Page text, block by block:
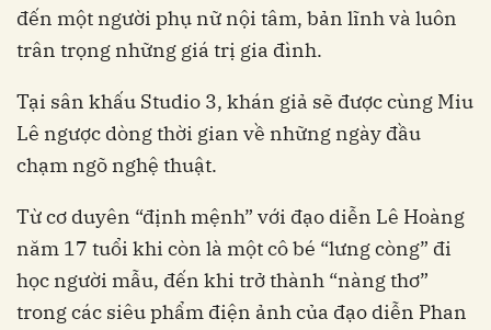
đến một người phụ nữ nội tâm, bản lĩnh và luôn
trân trọng những giá trị gia đình.
Tại sân khấu Studio 3, khán giả sẽ được cùng Miu
Lê ngược dòng thời gian về những ngày đầu
chạm ngõ nghệ thuật.
Từ cơ duyên “định mệnh” với đạo diễn Lê Hoàng
năm 17 tuổi khi còn là một cô bé “lưng còng” đi
học người mẫu, đến khi trở thành “nàng thơ”
trong các siêu phẩm điện ảnh của đạo diễn Phan